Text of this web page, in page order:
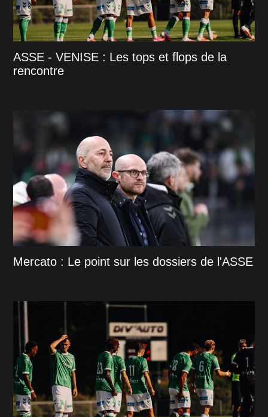
ASSE - VENISE : Les tops et flops de la
rencontre
Mercato : Le point sur les dossiers de l'ASSE